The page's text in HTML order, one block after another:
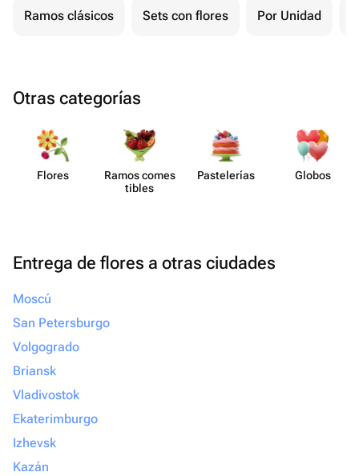
Ramos clásicos Sets con flores Por Unidad
Otras categorías
Flores
Ramos comes​
tibles
Paste​lerías Globos
Entrega de flores a otras ciudades
Moscú
San Petersburgo
Volgogrado
Briansk
Vladivostok
Ekaterimburgo
Izhevsk
Kazán